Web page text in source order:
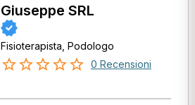
Giuseppe SRL
Fisioterapista, Podologo
0 Recensioni